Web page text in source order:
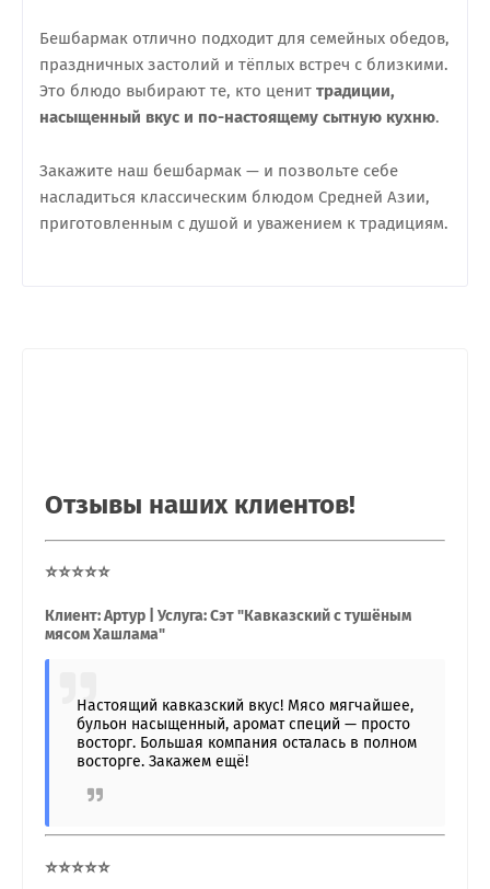
Бешбармак отлично подходит для семейных обедов,
праздничных застолий и тёплых встреч с близкими.
Это блюдо выбирают те, кто ценит традиции,
насыщенный вкус и по-настоящему сытную кухню.
Закажите наш бешбармак — и позвольте себе
насладиться классическим блюдом Средней Азии,
приготовленным с душой и уважением к традициям.
Отзывы наших клиентов!
⭐⭐⭐⭐⭐
Клиент: Артур | Услуга: Сэт "Кавказский с тушёным
мясом Хашлама"
Настоящий кавказский вкус! Мясо мягчайшее,
бульон насыщенный, аромат специй — просто
восторг. Большая компания осталась в полном
восторге. Закажем ещё!
⭐⭐⭐⭐⭐